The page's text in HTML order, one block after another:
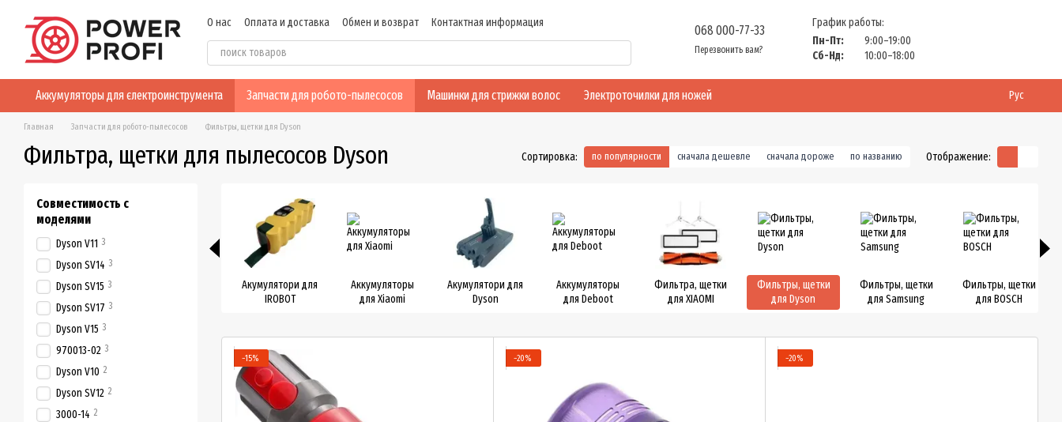
О нас Оплата и доставка Обмен и возврат
Контактная информация
Пользовательское соглашение
Отзывы о магазине Оферта
068 000-77-33
Перезвонить вам?
График работы:
Пн-Пт:
9:00–19:00
Сб-Нд:
10:00–18:00
Аккумуляторы для єлектроинструмента Запчасти для робото-пылесосов Машинки для стрижки волос Электроточилки для ножей Рус
Главная Запчасти для робото-пылесосов Фильтры, щетки для Dyson
Фильтра, щетки для пылесосов Dyson Сортировка: по популярности сначала дешевле сначала дороже по названию Отображение:
Акумулятори для
IROBOT
Аккумуляторы
для Xiaomi
Акумулятори для
Dyson
Аккумуляторы
для Deboot
Фильтра, щетки
для XIAOMI
Фильтры, щетки
для Dyson
Фильтры, щетки
для Samsung
Фильтры, щетки
для BOSCH
−15% −20% −20%
Совместимость с
моделями
Dyson V11 3
Dyson SV14 3
Dyson SV15 3
Dyson SV17 3
Dyson V15 3
970013-02 3
Dyson V10 2
Dyson SV12 2
3000-14 2